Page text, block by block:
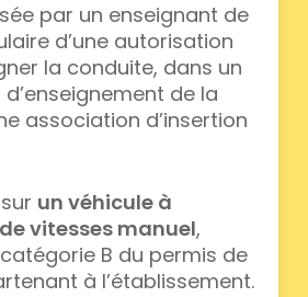
par un enseignant de
d’une autorisation
la conduite, dans un
de la
association d’insertion
un véhicule à
vitesses manuel,
B du permis de
à l’établissement.